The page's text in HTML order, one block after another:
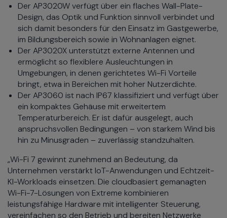
Der AP3020W verfügt über ein flaches Wall-Plate-
Design, das Optik und Funktion sinnvoll verbindet und
sich damit besonders für den Einsatz im Gastgewerbe,
im Bildungsbereich sowie in Wohnanlagen eignet.
Der AP3020X unterstützt externe Antennen und
ermöglicht so flexiblere Ausleuchtungen in
Umgebungen, in denen gerichtetes Wi-Fi Vorteile
bringt, etwa in Bereichen mit hoher Nutzerdichte.
Der AP3060 ist nach IP67 klassifiziert und verfügt über
ein kompaktes Gehäuse mit erweitertem
Temperaturbereich. Er ist dafür ausgelegt, auch
anspruchsvollen Bedingungen – von starkem Wind bis
hin zu Minusgraden – zuverlässig standzuhalten.
„Wi-Fi 7 gewinnt zunehmend an Bedeutung, da
Unternehmen verstärkt IoT-Anwendungen und Echtzeit-
KI-Workloads einsetzen. Die cloudbasiert gemanagten
Wi-Fi-7-Lösungen von Extreme kombinieren
leistungsfähige Hardware mit intelligenter Steuerung,
vereinfachen so den Betrieb und bereiten Netzwerke